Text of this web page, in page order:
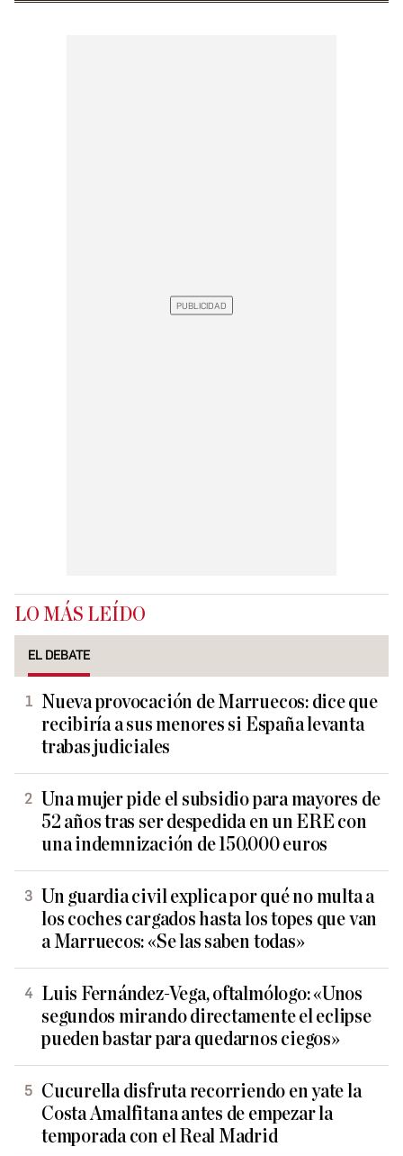
LO MÁS LEÍDO
EL DEBATE
Nueva provocación de Marruecos: dice que
recibiría a sus menores si España levanta
trabas judiciales
Una mujer pide el subsidio para mayores de
52 años tras ser despedida en un ERE con
una indemnización de 150.000 euros
Un guardia civil explica por qué no multa a
los coches cargados hasta los topes que van
a Marruecos: «Se las saben todas»
Luis Fernández-Vega, oftalmólogo: «Unos
segundos mirando directamente el eclipse
pueden bastar para quedarnos ciegos»
Cucurella disfruta recorriendo en yate la
Costa Amalfitana antes de empezar la
temporada con el Real Madrid